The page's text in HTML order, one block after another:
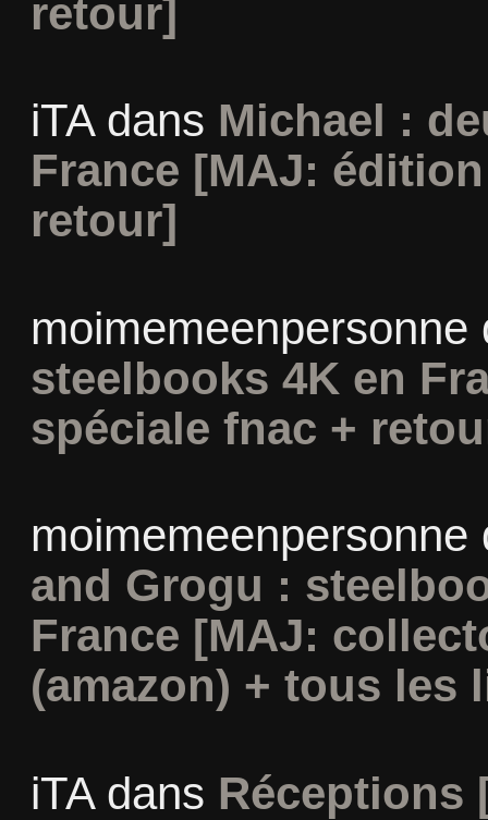
retour]
iTAdans Michael :
France [MAJ:
retour]
moimemeenpersonne
steelbooks 4K en
spéciale fnac +
moimemeenpersonne
and Grogu :
France [MAJ:
(amazon) + tous les
iTAdans Réceptions